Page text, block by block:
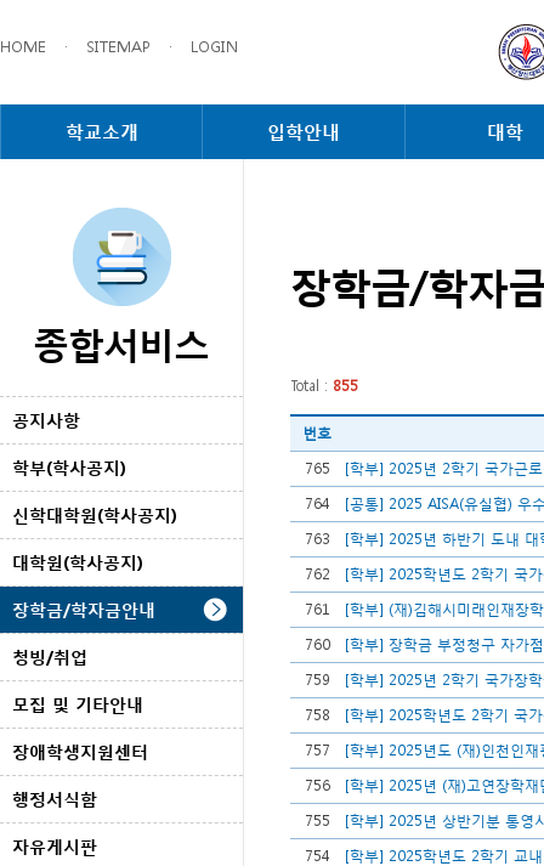
HOME · SITEMAP · LOGIN
학교소개 입학안내 대학
종합서비스
공지사항
학부(학사공지)
신학대학원(학사공지)
대학원(학사공지)
장학금/학자금안내
청빙/취업
모집 및 기타안내
장애학생지원센터
행정서식함
자유게시판
장학금/학자
Total : 855
번호
765
[학부] 2025년 2학기 국가근
764
[공통] 2025 AISA(유실협) 우
763
[학부] 2025년 하반기 도내
762
[학부] 2025학년도 2학기 국
761
[학부] (재)김해시미래인재장
760
[학부] 장학금 부정청구 자가
759
[학부] 2025년 2학기 국가장
758
[학부] 2025학년도 2학기 국
757
[학부] 2025년도 (재)인천인
756
[학부] 2025년 (재)고연장학
755
[학부] 2025년 상반기분 통영
754
[학부] 2025학년도 2학기 교